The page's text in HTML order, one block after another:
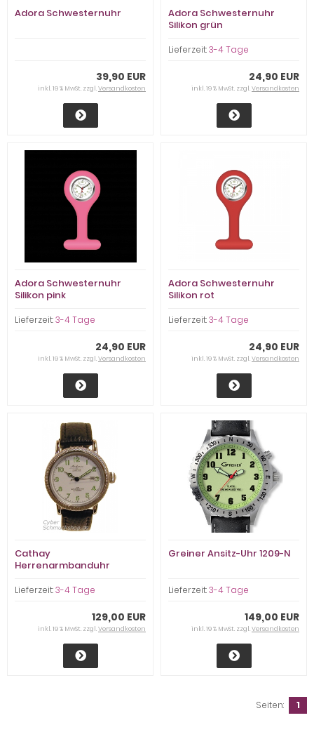
Adora Schwesternuhr
39,90 EUR
inkl. 19 % MwSt. zzgl.Versandkosten
Adora Schwesternuhr
Silikon grün
Lieferzeit:3-4 Tage
24,90 EUR
inkl. 19 % MwSt. zzgl.Versandkosten
Adora Schwesternuhr
Silikon pink
Lieferzeit:3-4 Tage
24,90 EUR
inkl. 19 % MwSt. zzgl.Versandkosten
Adora Schwesternuhr
Silikon rot
Lieferzeit:3-4 Tage
24,90 EUR
inkl. 19 % MwSt. zzgl.Versandkosten
Cathay
Herrenarmbanduhr
Lieferzeit:3-4 Tage
129,00 EUR
inkl. 19 % MwSt. zzgl.Versandkosten
Greiner Ansitz-Uhr 1209-N
Lieferzeit:3-4 Tage
149,00 EUR
inkl. 19 % MwSt. zzgl.Versandkosten
Seiten: 1